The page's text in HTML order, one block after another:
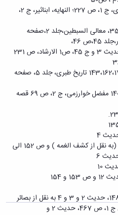
. [16] القاموس المحیط، فیروز آبادی، ج 1، ص 227؛ النهایه، ابن‏اثیر، ج 2،
[17] الدمحه الساکیه،جلد 4، ص 351، معالی السبطین،جلد 2،صفحه
[18] بحارالانوار، ج 44، ص 298، حدیث 3 و ج 45، ص1 الارشاد، ص 231
[19] بحارالانوار، ج 45،‌ ص 84، 143،162،175 تاریخ طبری، جلد 5، صفحه
[20] بحارالانوار، ج 45،‌ ص 131 و 140 مفضل خوارزمی، ج 2،‌ ص 69 قصه
[24]بحارالانوار،‌ ص 151، حدیث 10 (به نقل از کشف الغمه ) و ص 152 الی
[28] بحارالانوار، ‌ج 46، ص147 و 148، حدیث 2 و 3 و 4 به نقل از بصائر
و